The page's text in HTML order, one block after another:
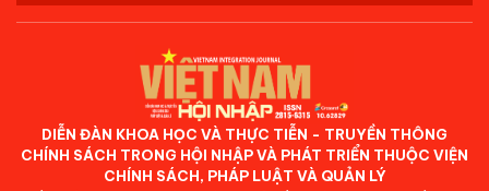
DIỄN ĐÀN KHOA HỌC VÀ THỰC TIỄN - TRUYỀN THÔNG
CHÍNH SÁCH TRONG HỘI NHẬP VÀ PHÁT TRIỂN THUỘC VIỆN
CHÍNH SÁCH, PHÁP LUẬT VÀ QUẢN LÝ